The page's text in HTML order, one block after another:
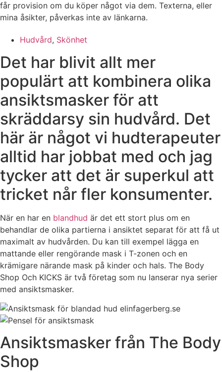
får provision om du köper något via dem. Texterna, eller
mina åsikter, påverkas inte av länkarna.
Hudvård, Skönhet
Det har blivit allt mer
populärt att kombinera olika
ansiktsmasker för att
skräddarsy sin hudvård. Det
här är något vi hudterapeuter
alltid har jobbat med och jag
tycker att det är superkul att
tricket når fler konsumenter.
När en har en blandhud är det ett stort plus om en
behandlar de olika partierna i ansiktet separat för att få ut
maximalt av hudvården. Du kan till exempel lägga en
mattande eller rengörande mask i T-zonen och en
krämigare närande mask på kinder och hals. The Body
Shop Och KICKS är två företag som nu lanserar nya serier
med ansiktsmasker.
Ansiktsmasker från The Body
Shop